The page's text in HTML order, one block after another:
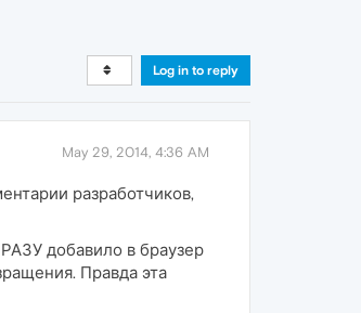
Log in to reply
May 29, 2014, 4:36 AM
разработчиков,
добавило в браузер
Правда эта